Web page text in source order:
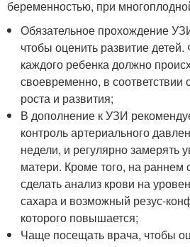
беременностью, при
Обязательное прохождение
чтобы оценить развитие
каждого ребенка должно
своевременно, в
роста и развития;
В дополнение к УЗИ
контроль артериального
недели, и регулярно замерять
матери. Кроме того, на раннем
сделать анализ крови на
сахара и возможный резус-
которого повышается;
Чаще посещать врача, чтобы